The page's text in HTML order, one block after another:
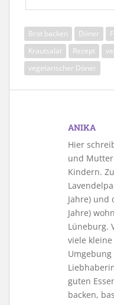
Brot backen Döner
Krautsalat
Rezept
vegetarischer Döner
ANIKA
Hier
und
Kindern.
Jahre) und
Jahre)
Lüneburg.
viele
guten
backen,